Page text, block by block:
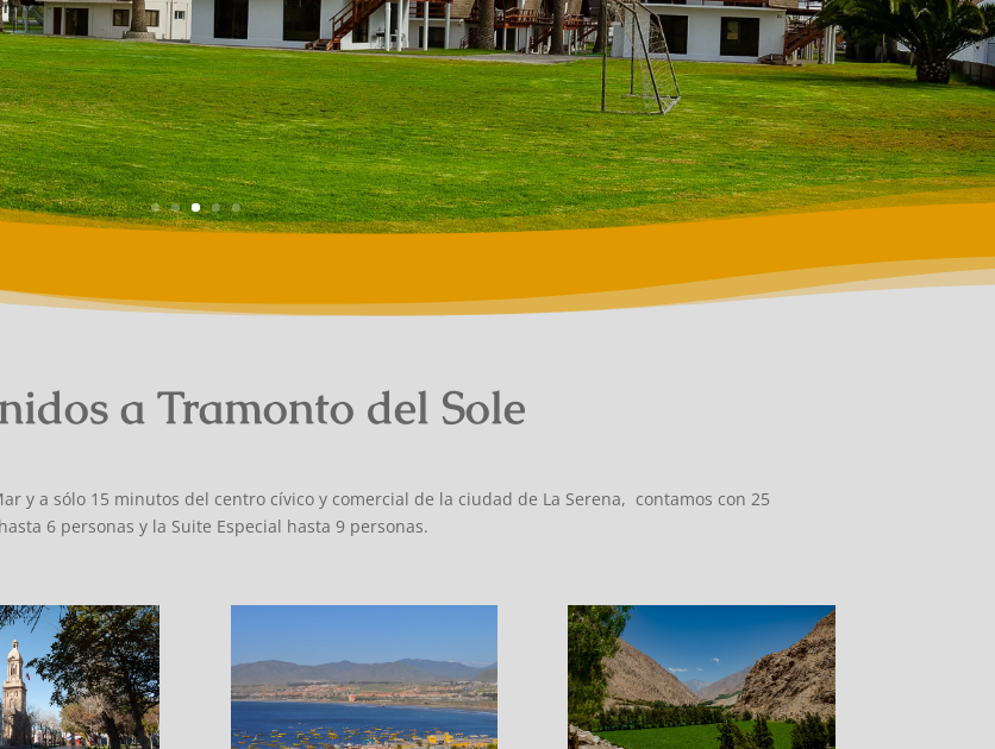
a Tramonto del Sole
y a sólo 15 minutos del centro cívico y comercial de la ciudad de La Serena, contamos con 25
6 personas y la Suite Especial hasta 9 personas.